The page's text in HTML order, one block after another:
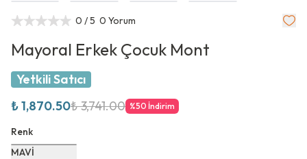
0 / 5 0 Yorum
Mayoral Erkek Çocuk Mont
Yetkili Satıcı
₺ 1,870.50₺ 3,741.00 %50 İndirim
Renk
MAVİ